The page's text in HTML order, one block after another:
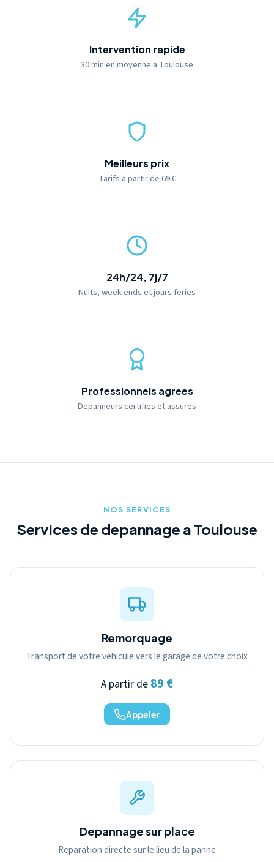
Intervention rapide
30 min en moyenne a Toulouse
Meilleurs prix
Tarifs a partir de 69 €
24h/24, 7j/7
Nuits, week-ends et jours feries
Professionnels agrees
Depanneurs certifies et assures
NOS SERVICES
Services de depannage a Toulouse
Remorquage
Transport de votre vehicule vers le garage de votre choix
A partir de 89 €
Appeler
Depannage sur place
Reparation directe sur le lieu de la panne